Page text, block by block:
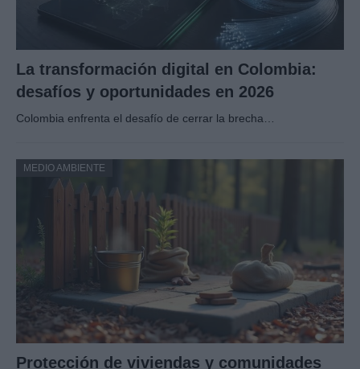
La transformación digital en Colombia:
desafíos y oportunidades en 2026
Colombia enfrenta el desafío de cerrar la brecha…
MEDIO AMBIENTE
Protección de viviendas y comunidades